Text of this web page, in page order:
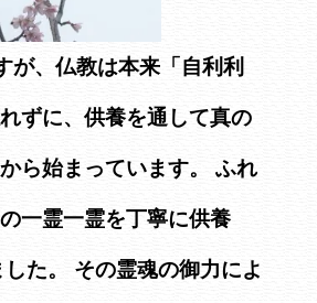
が、仏教は本来「自利利
ずに、供養を通して真の
ら始まっています。 ふれ
一霊一霊を丁寧に供養
た。 その霊魂の御力によ